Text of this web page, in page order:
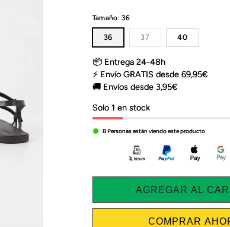
habitual
oferta
Tamaño:36
36 37Variante
no
disponible
40
📦 Entrega 24-48h
⚡ Envío GRATIS desde 69,95€
🚚 Envíos desde 3,95€
Solo 1 en stock
8Personas están viendo este producto
AGREGAR AL
COMPRAR